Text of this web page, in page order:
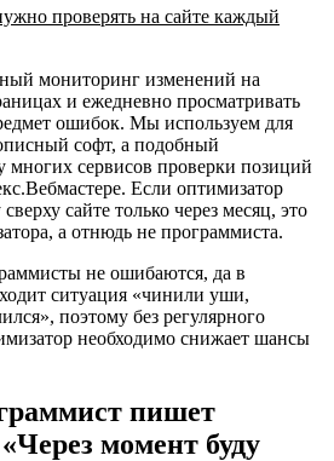
проверять на сайте каждый
мониторинг изменений на
и ежедневно просматривать
ошибок. Мы используем для
софт, а подобный
многих сервисов проверки позиций
Если оптимизатор
сайте только через месяц, это
а отнюдь не программиста.
не ошибаются, да в
ситуация «чинили уши,
поэтому без регулярного
необходимо снижает шансы
пишет
момент буду